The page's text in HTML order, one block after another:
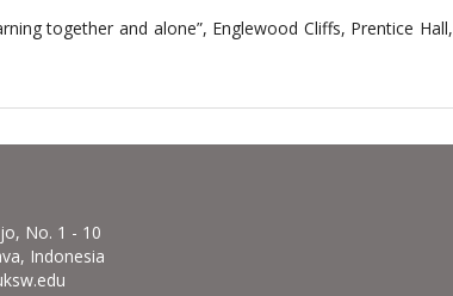
together and alone”, Englewood Cliffs, Prentice Hall,
No. 1 - 10
Indonesia